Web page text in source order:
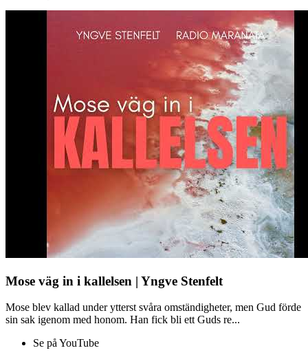
Mose väg in i kallelsen | Yngve Stenfelt
Mose blev kallad under ytterst svåra omständigheter, men Gud förde
sin sak igenom med honom. Han fick bli ett Guds re...
Se på YouTube